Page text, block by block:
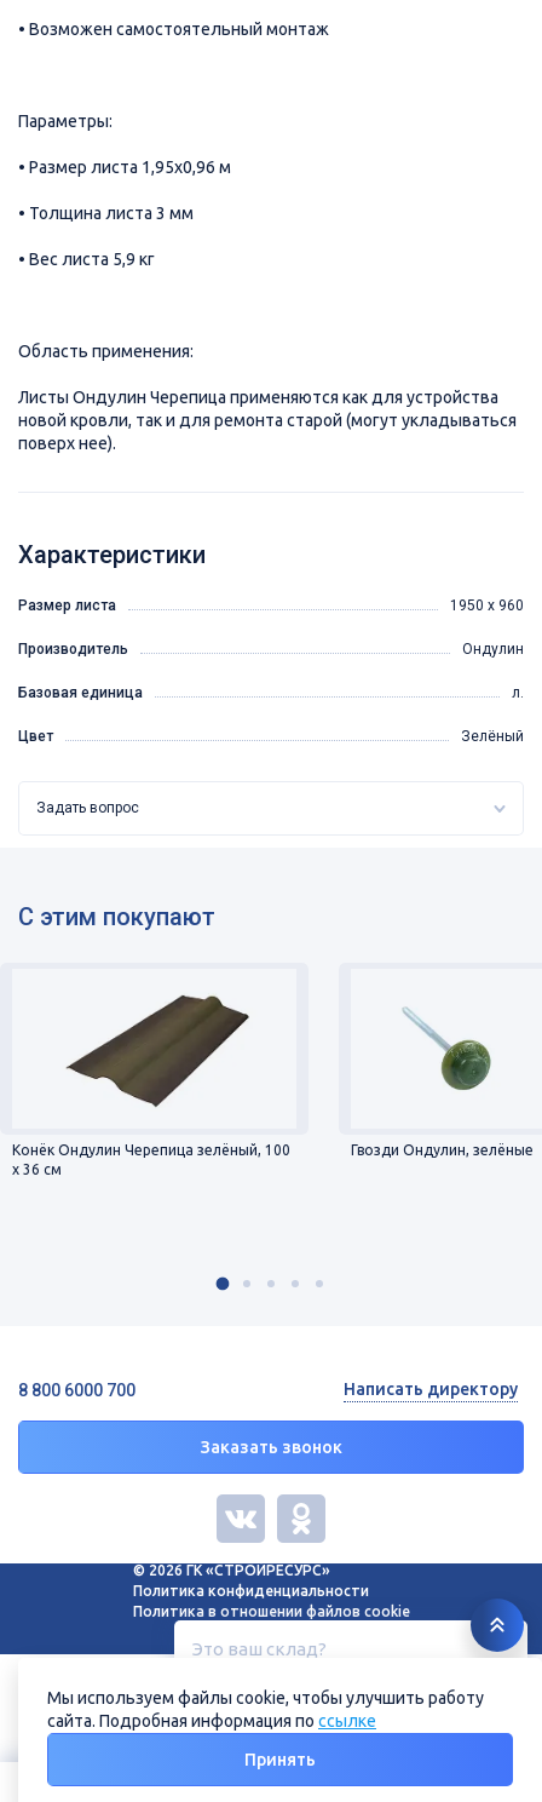
Это ваш склад?
Нет Да
• Возможен самостоятельный монтаж
Параметры:
• Размер листа 1,95х0,96 м
• Толщина листа 3 мм
• Вес листа 5,9 кг
Область применения:
Листы Ондулин Черепица применяются как для устройства
новой кровли, так и для ремонта старой (могут укладываться
поверх нее).
Характеристики
Размер листа 1950 х 960
Производитель Ондулин
Базовая единица л.
Цвет Зелёный
Задать вопрос
С этим покупают
Конёк Ондулин Черепица зелёный, 100
х 36 см
Гвозди Ондулин, зелёные
8 800 6000 700
Заказать звонок
Написать директору
© 2026 ГК «СТРОЙРЕСУРС»
Политика конфиденциальности
Политика в отношении файлов cookie
Мы используем файлы cookie, чтобы улучшить работу
сайта. Подробная информация по ссылке
Принять